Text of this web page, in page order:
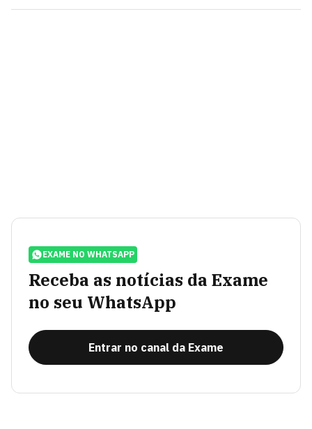
EXAME NO WHATSAPP
Receba as notícias da Exame
no seu WhatsApp
Entrar no canal da Exame